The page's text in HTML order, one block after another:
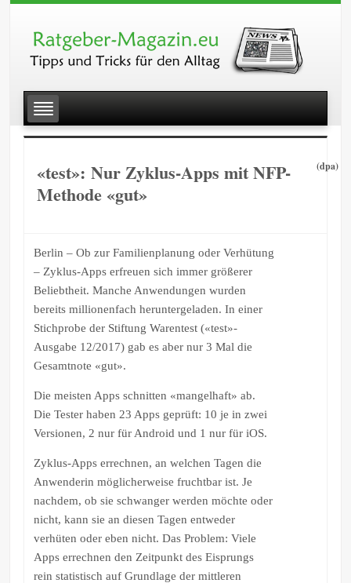
«test»: Nur Zyklus-Apps mit NFP-
Methode «gut»
(dpa)
Berlin – Ob zur Familienplanung oder Verhütung
– Zyklus-Apps erfreuen sich immer größerer
Beliebtheit. Manche Anwendungen wurden
bereits millionenfach heruntergeladen. In einer
Stichprobe der Stiftung Warentest («test»-
Ausgabe 12/2017) gab es aber nur 3 Mal die
Gesamtnote «gut».
Die meisten Apps schnitten «mangelhaft» ab.
Die Tester haben 23 Apps geprüft: 10 je in zwei
Versionen, 2 nur für Android und 1 nur für iOS.
Zyklus-Apps errechnen, an welchen Tagen die
Anwenderin möglicherweise fruchtbar ist. Je
nachdem, ob sie schwanger werden möchte oder
nicht, kann sie an diesen Tagen entweder
verhüten oder eben nicht. Das Problem: Viele
Apps errechnen den Zeitpunkt des Eisprungs
rein statistisch auf Grundlage der mittleren